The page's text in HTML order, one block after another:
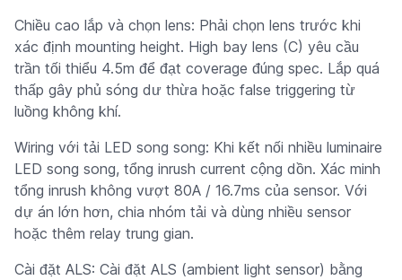
Chiều cao lắp và chọn lens: Phải chọn lens trước khi
xác định mounting height. High bay lens (C) yêu cầu
trần tối thiểu 4.5m để đạt coverage đúng spec. Lắp quá
thấp gây phủ sóng dư thừa hoặc false triggering từ
luồng không khí.
Wiring với tải LED song song: Khi kết nối nhiều luminaire
LED song song, tổng inrush current cộng dồn. Xác minh
tổng inrush không vượt 80A / 16.7ms của sensor. Với
dự án lớn hơn, chia nhóm tải và dùng nhiều sensor
hoặc thêm relay trung gian.
Cài đặt ALS: Cài đặt ALS (ambient light sensor) bằng